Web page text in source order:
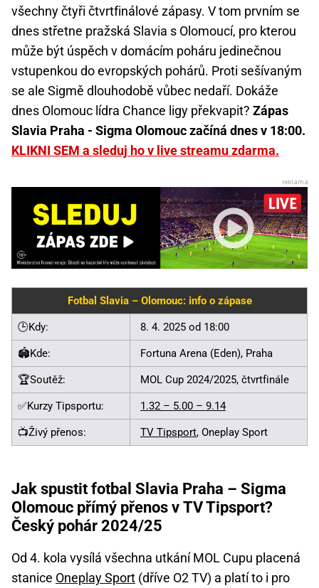
všechny čtyři čtvrtfinálové zápasy. V tom prvním se
dnes střetne pražská Slavia s Olomoucí, pro kterou
může být úspěch v domácím poháru jedinečnou
vstupenkou do evropských pohárů. Proti sešívaným
se ale Sigmě dlouhodobě vůbec nedaří. Dokáže
dnes Olomouc lídra Chance ligy překvapit? Zápas
Slavia Praha - Sigma Olomouc začíná dnes v 18:00.
KLIKNI SEM a sleduj ho v live streamu zdarma.
Fotbal Slavia – Olomouc: info o zápase
🕒Kdy: 8. 4. 2025 od 18:00
🏟️Kde: Fortuna Arena (Eden), Praha
🏆Soutěž: MOL Cup 2024/2025, čtvrtfinále
✅Kurzy Tipsportu: 1.32 – 5.00 – 9.14
📺Živý přenos: TV Tipsport, Oneplay Sport
Jak spustit fotbal Slavia Praha – Sigma
Olomouc přímý přenos v TV Tipsport?
Český pohár 2024/25
Od 4. kola vysílá všechna utkání MOL Cupu placená
stanice Oneplay Sport (dříve O2 TV) a platí to i pro